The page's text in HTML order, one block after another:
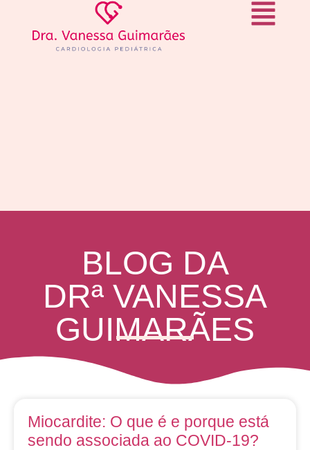
BLOG DA
DRª VANESSA
GUIMARÃES
Miocardite: O que é e porque está
sendo associada ao COVID-19?